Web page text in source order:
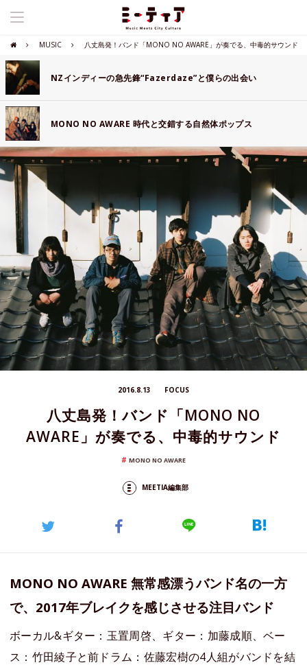
MUSIC 八丈島発！バンド「MONO NO AWARE」が奏でる、中毒的サウンド
NZインディーの急先鋒“Fazerdaze”と僕らの出会い
MONO NO AWARE 時代と交錯する自然体ポップス
2016.8.13 FOCUS
八丈島発！バンド「MONO NO
AWARE」が奏でる、中毒的サウンド
MONO NO AWARE
MEETIA編集部
MONO NO AWARE 無常感漂うバンド名の一方
で、2017年ブレイクを感じさせる注目バンド
ボーカル&ギター：玉置周啓、ギター：加藤成順、ベー
ス：竹田綾子と前ドラム：佐藤宏樹の4人組がバンドを結